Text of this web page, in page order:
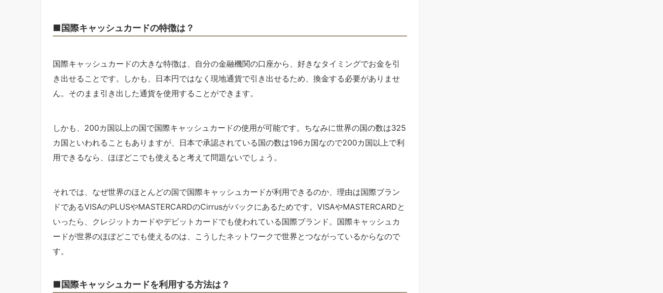
■国際キャッシュカードの特徴は？
国際キャッシュカードの大きな特徴は、自分の金融機関の口座から、好きなタイミングでお金を引
き出せることです。しかも、日本円ではなく現地通貨で引き出せるため、換金する必要がありませ
ん。そのまま引き出した通貨を使用することができます。
しかも、200カ国以上の国で国際キャッシュカードの使用が可能です。ちなみに世界の国の数は325
カ国といわれることもありますが、日本で承認されている国の数は196カ国なので200カ国以上で利
用できるなら、ほぼどこでも使えると考えて問題ないでしょう。
それでは、なぜ世界のほとんどの国で国際キャッシュカードが利用できるのか、理由は国際ブラン
ドであるVISAのPLUSやMASTERCARDのCirrusがバックにあるためです。VISAやMASTERCARDと
いったら、クレジットカードやデビットカードでも使われている国際ブランド。国際キャッシュカ
ードが世界のほぼどこでも使えるのは、こうしたネットワークで世界とつながっているからなので
す。
■国際キャッシュカードを利用する方法は？